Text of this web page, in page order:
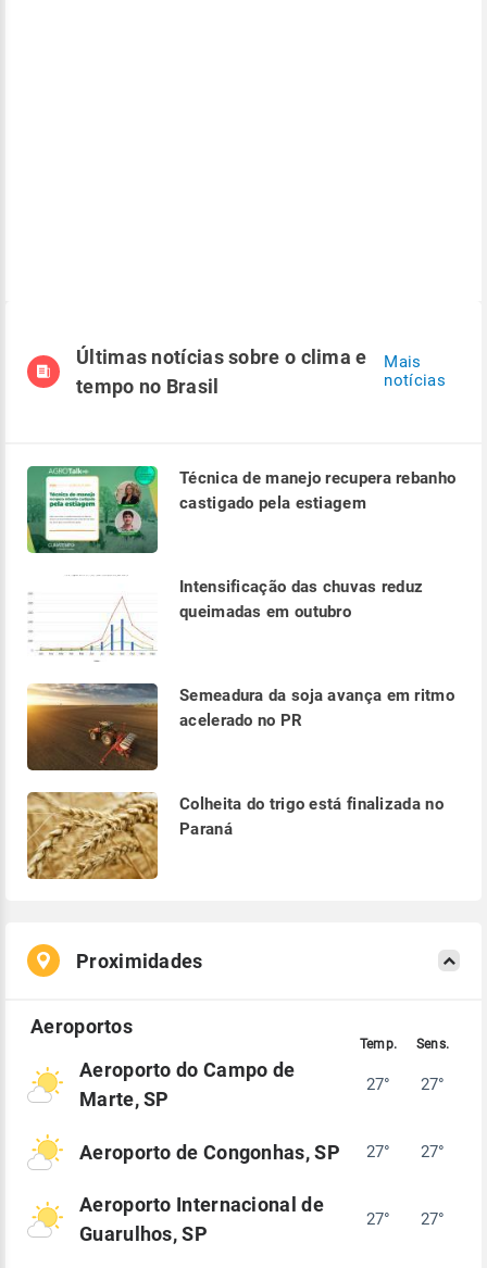
Últimas notícias sobre o clima e
tempo no Brasil
Mais
notícias
Técnica de manejo recupera rebanho
castigado pela estiagem
Intensificação das chuvas reduz
queimadas em outubro
Semeadura da soja avança em ritmo
acelerado no PR
Colheita do trigo está finalizada no
Paraná
Proximidades
Aeroporto do Campo de
Marte, SP
27° 27°
Aeroporto de Congonhas, SP 27° 27°
Aeroporto Internacional de
Guarulhos, SP
27° 27°